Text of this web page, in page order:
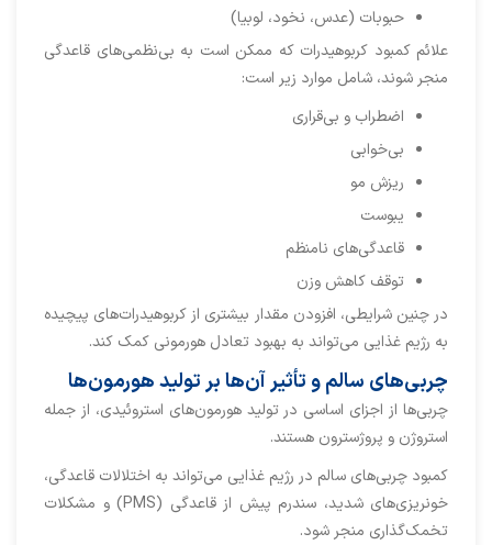
حبوبات (عدس، نخود، لوبیا)
علائم کمبود کربوهیدرات که ممکن است به بی‌نظمی‌های قاعدگی
منجر شوند، شامل موارد زیر است:
اضطراب و بی‌قراری
بی‌خوابی
ریزش مو
یبوست
قاعدگی‌های نامنظم
توقف کاهش وزن
در چنین شرایطی، افزودن مقدار بیشتری از کربوهیدرات‌های پیچیده
به رژیم غذایی می‌تواند به بهبود تعادل هورمونی کمک کند.
چربی‌های سالم و تأثیر آن‌ها بر تولید هورمون‌ها
چربی‌ها از اجزای اساسی در تولید هورمون‌های استروئیدی، از جمله
استروژن و پروژسترون هستند.
کمبود چربی‌های سالم در رژیم غذایی می‌تواند به اختلالات قاعدگی،
خونریزی‌های شدید، سندرم پیش از قاعدگی (PMS) و مشکلات
تخمک‌گذاری منجر شود.